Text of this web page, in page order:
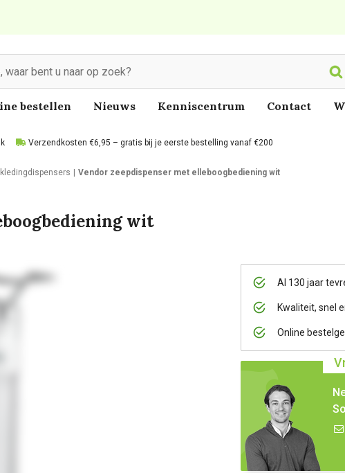
bestellen Nieuws Kenniscentrum Contact
Verzendkosten €6,95 – gratis bij je eerste bestelling vanaf €200
Vendor zeepdispenser met elleboogbediening wit
wit
Al 130 jaar
Kwaliteit, snel
Online